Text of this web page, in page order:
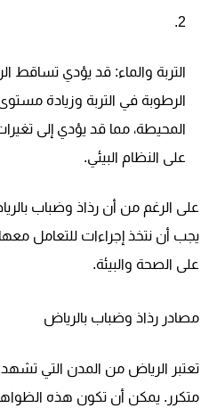
التربة والماء: قد يؤدي تساقط
الرطوبة في التربة وزيادة
المحيطة، مما قد يؤدي إلى تغيرات
على النظام البيئي.
على الرغم من أن رذاذ وضباب
يجب أن نتخذ إجراءات للتعامل معها
على الصحة والبيئة.
مصادر رذاذ وضباب بالرياض
تعتبر الرياض من المدن التي
متكرر . يمكن أن تكون هذه